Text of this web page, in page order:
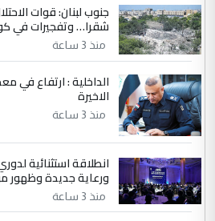
سردار
التعليق : واحد من عصابة علي
جنسية الرافد الثالث للعراق
الموضوع :
الجواهري يرد على
مضجعيك يابن الزنا (نص كامل)
سردار
التعليق : واحد من عصابة
جنسية الرافد الثالث للعراق
جنوب لبنان: قوات
شقرا… وتفجيرات في
منذ 3 ساعة
الداخلية : ارتفاع في
الاخيرة
منذ 3 ساعة
انطلاقة استثنائية
ورعاية جديدة وظهور
منذ 3 ساعة